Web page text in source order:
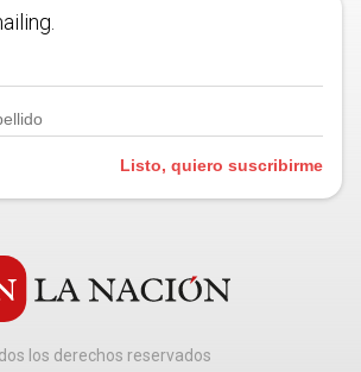
Listo, quiero suscribirme
los derechos reservados